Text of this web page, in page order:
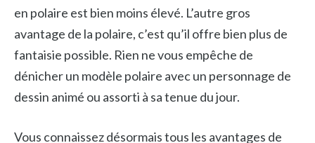
en polaire est bien moins élevé. L’autre gros
avantage de la polaire, c’est qu’il offre bien plus de
fantaisie possible. Rien ne vous empêche de
dénicher un modèle polaire avec un personnage de
dessin animé ou assorti à sa tenue du jour.
Vous connaissez désormais tous les avantages de